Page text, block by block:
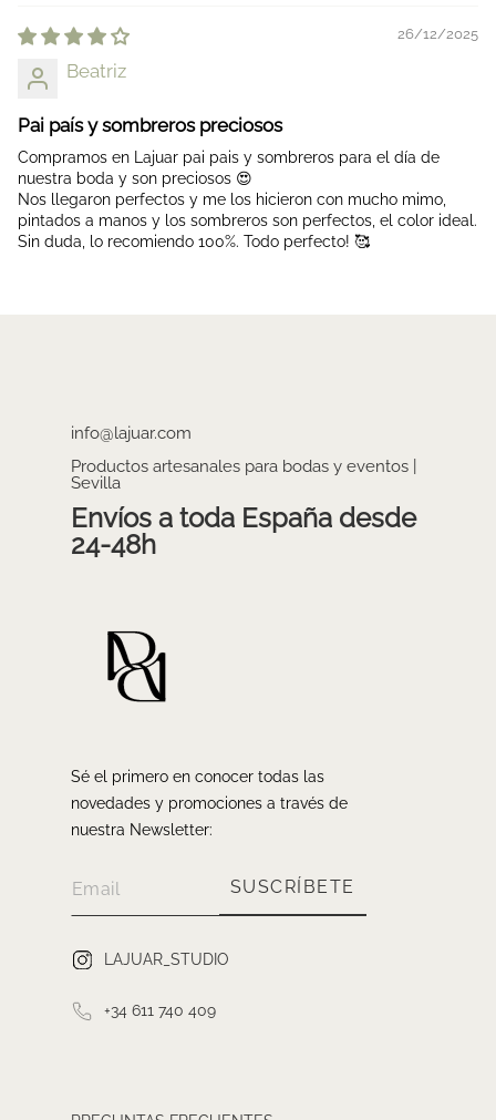
26/12/2025
Beatriz
Pai país y sombreros preciosos
Compramos en Lajuar pai pais y sombreros para el día de
nuestra boda y son preciosos 😍
Nos llegaron perfectos y me los hicieron con mucho mimo,
pintados a manos y los sombreros son perfectos, el color ideal.
Sin duda, lo recomiendo 100%. Todo perfecto! 🥰
info@lajuar.com
Productos artesanales para bodas y eventos |
Sevilla
Envíos a toda España desde
24-48h
Sé el primero en conocer todas las
novedades y promociones a través de
nuestra Newsletter:
SUSCRÍBETE
LAJUAR_STUDIO
+34 611 740 409